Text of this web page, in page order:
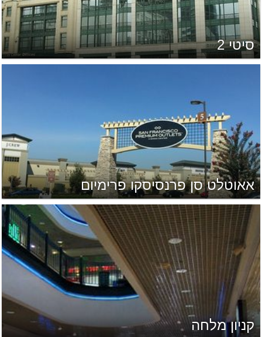
סיטי 2
אאוטלט סן פרנסיסקו פרימיום
קניון מלחה